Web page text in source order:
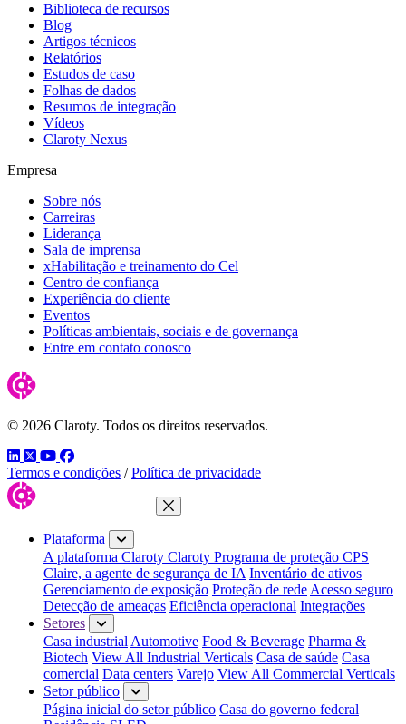
Biblioteca de recursos
Blog
Artigos técnicos
Relatórios
Estudos de caso
Folhas de dados
Resumos de integração
Vídeos
Claroty Nexus
Empresa
Sobre nós
Carreiras
Liderança
Sala de imprensa
xHabilitação e treinamento do Cel
Centro de confiança
Experiência do cliente
Eventos
Políticas ambientais, sociais e de governança
Entre em contato conosco
© 2026 Claroty. Todos os direitos reservados.
LinkedIn
TwitterYouTube
Facebook
Termos e condições / Política de privacidade
Fechar menu
Plataforma
A plataforma Claroty Claroty Programa de proteção CPS
Claire, a agente de segurança de IA Inventário de ativos
Gerenciamento de exposição Proteção de rede Acesso seguro
Detecção de ameaças Eficiência operacional Integrações
Setores
Casa industrial Automotive Food & Beverage Pharma &
Biotech View All Industrial Verticals Casa de saúde Casa
comercial Data centers Varejo View All Commercial Verticals
Setor público
Página inicial do setor público Casa do governo federal